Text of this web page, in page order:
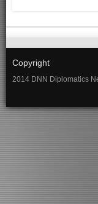
Copyright
2014 DNN Diplomatics